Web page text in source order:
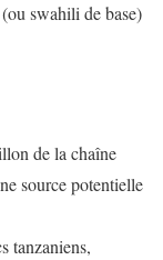
swahili de base)
de la chaîne
source potentielle
tanzaniens,